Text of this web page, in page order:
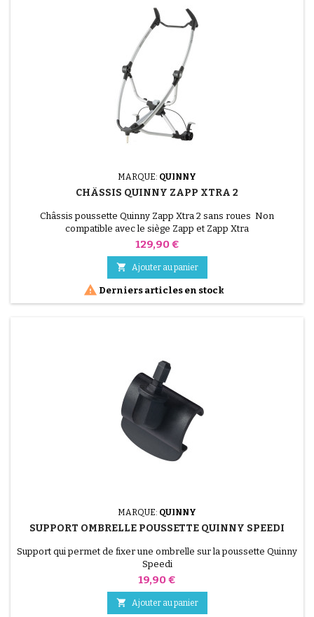
MARQUE: QUINNY
CHÂSSIS QUINNY ZAPP XTRA 2
Châssis poussette Quinny Zapp Xtra 2 sans roues Non
compatible avec le siège Zapp et Zapp Xtra
Prix
129,90 €
 Ajouter au panier
 Derniers articles en stock
MARQUE: QUINNY
SUPPORT OMBRELLE POUSSETTE QUINNY SPEEDI
Support qui permet de fixer une ombrelle sur la poussette Quinny
Speedi
Prix
19,90 €
 Ajouter au panier